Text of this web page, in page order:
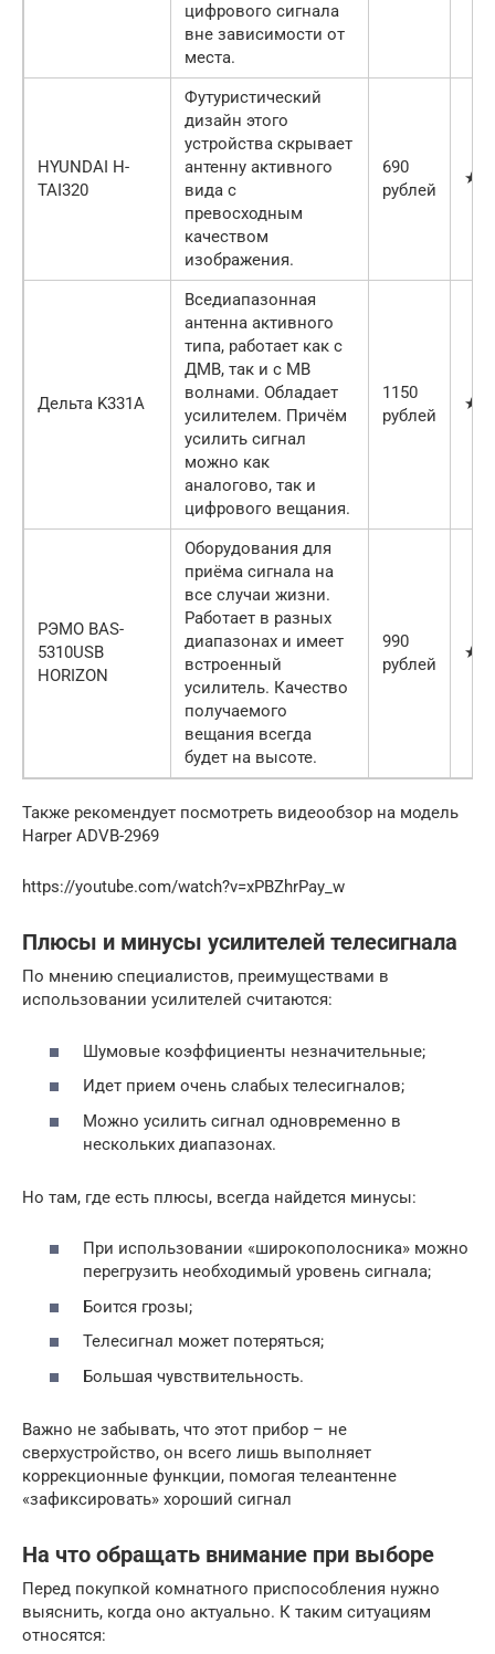
цифрового сигнала
вне зависимости от
места.
HYUNDAI H-
TAI320
Футуристический
дизайн этого
устройства скрывает
антенну активного
вида с
превосходным
качеством
изображения.
690
рублей
Дельта K331A
Вседиапазонная
антенна активного
типа, работает как с
ДМВ, так и с МВ
волнами. Обладает
усилителем. Причём
усилить сигнал
можно как
аналогово, так и
цифрового вещания.
1150
рублей
РЭМО BAS-
5310USB
HORIZON
Оборудования для
приёма сигнала на
все случаи жизни.
Работает в разных
диапазонах и имеет
встроенный
усилитель. Качество
получаемого
вещания всегда
будет на высоте.
990
рублей
Также рекомендует посмотреть видеообзор на модель
Harper ADVB-2969
https://youtube.com/watch?v=xPBZhrPay_w
Плюсы и минусы усилителей телесигнала
По мнению специалистов, преимуществами в
использовании усилителей считаются:
Шумовые коэффициенты незначительные;
Идет прием очень слабых телесигналов;
Можно усилить сигнал одновременно в
нескольких диапазонах.
Но там, где есть плюсы, всегда найдется минусы:
При использовании «широкополосника» можно
перегрузить необходимый уровень сигнала;
Боится грозы;
Телесигнал может потеряться;
Большая чувствительность.
Важно не забывать, что этот прибор – не
сверхустройство, он всего лишь выполняет
коррекционные функции, помогая телеантенне
«зафиксировать» хороший сигнал
На что обращать внимание при выборе
Перед покупкой комнатного приспособления нужно
выяснить, когда оно актуально. К таким ситуациям
относятся: